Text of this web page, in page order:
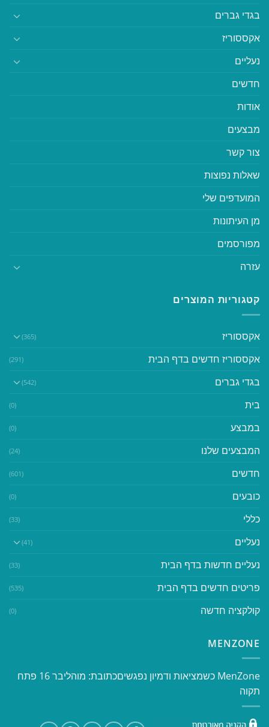
בגדי גברים
אקססוריז
נעליים
חדשים
אודות
מבצעים
צור קשר
שאלות נפוצות
המועדפים שלי
מן העיתונות
מפורסמים
עזרה
קטגוריות המוצרים
אקססוריז (365)
אקססוריז חדשים בדף הבית (291)
בגדי גברים (542)
בית (0)
במבצע (0)
המבצעים שלנו (24)
חדשים (601)
כובעים (0)
כללי (33)
נעליים (41)
נעליים חדשות בדף הבית (33)
פריטים חדשים בדף הבית (535)
קולקציה חדשה (0)
MENZONE
​​MenZone כשמציאות ודמיון נפגשים​ כתובת: מוהליבר 16 פתח
תקוה